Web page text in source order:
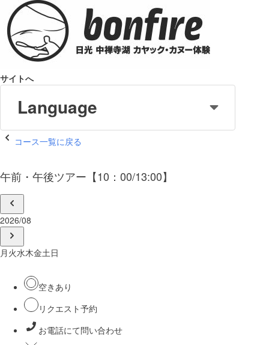
サイトへ
Language
コース一覧に戻る
午前・午後ツアー【10：00/13:00】
2026/08
月 火水木金土日
空きあり
リクエスト予約
お電話にて問い合わせ